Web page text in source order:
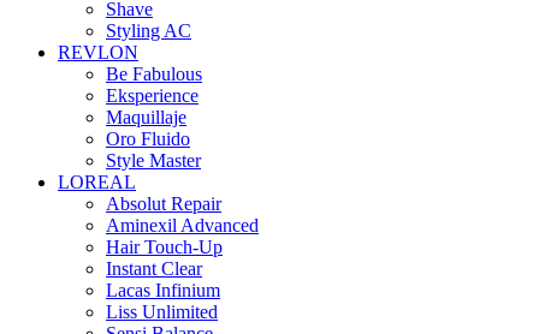
Shave
Styling AC
REVLON
Be Fabulous
Eksperience
Maquillaje
Oro Fluido
Style Master
LOREAL
Absolut Repair
Aminexil Advanced
Hair Touch-Up
Instant Clear
Lacas Infinium
Liss Unlimited